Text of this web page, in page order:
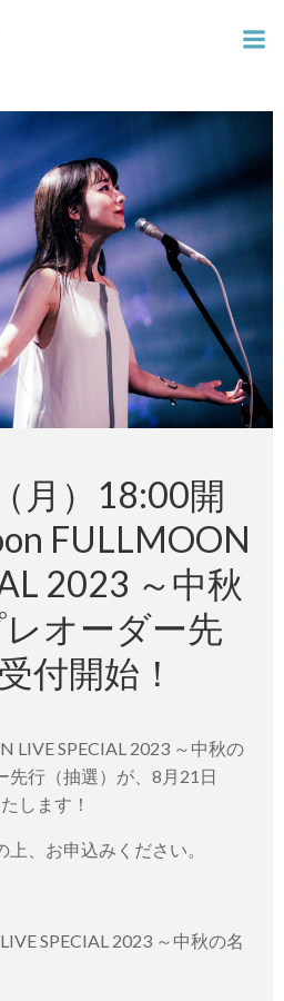
ツ
へ
ス
キ
ッ
プ
月）18:00開
FULLMOON
2023 ～中秋
オーダー先
付開始！
LIVE SPECIAL 2023 ～中秋の
先行（抽選）が、8月21日
します！
、お申込みください。
SPECIAL 2023 ～中秋の名